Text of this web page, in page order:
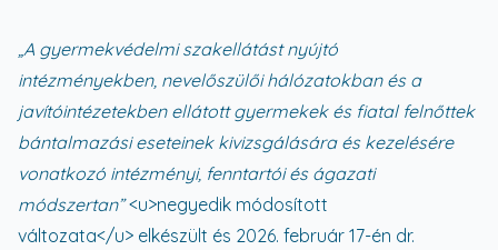
„A gyermekvédelmi szakellátást nyújtó
intézményekben, nevelőszülői hálózatokban és a
javítóintézetekben ellátott gyermekek és fiatal felnőttek
bántalmazási eseteinek kivizsgálására és kezelésére
vonatkozó intézményi, fenntartói és ágazati
módszertan” <u>negyedik módosított
változata</u> elkészült és 2026. február 17-én dr.